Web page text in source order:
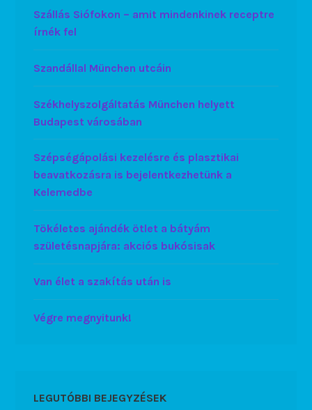
Szállás Siófokon – amit mindenkinek receptre
írnék fel
Szandállal München utcáin
Székhelyszolgáltatás München helyett
Budapest városában
Szépségápolási kezelésre és plasztikai
beavatkozásra is bejelentkezhetünk a
Kelemedbe
Tökéletes ajándék ötlet a bátyám
születésnapjára: akciós bukósisak
Van élet a szakítás után is
Végre megnyitunk!
LEGUTÓBBI BEJEGYZÉSEK